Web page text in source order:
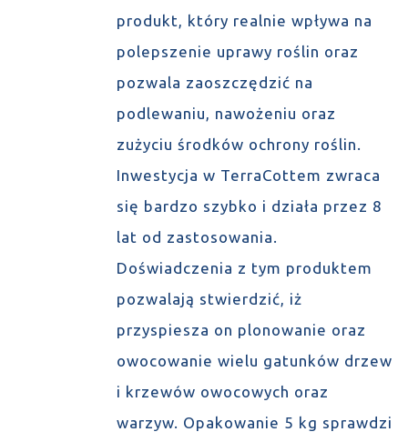
produkt, który realnie wpływa na
polepszenie uprawy roślin oraz
pozwala zaoszczędzić na
podlewaniu, nawożeniu oraz
zużyciu środków ochrony roślin.
Inwestycja w TerraCottem zwraca
się bardzo szybko i działa przez 8
lat od zastosowania.
Doświadczenia z tym produktem
pozwalają stwierdzić, iż
przyspiesza on plonowanie oraz
owocowanie wielu gatunków drzew
i krzewów owocowych oraz
warzyw. Opakowanie 5 kg sprawdzi